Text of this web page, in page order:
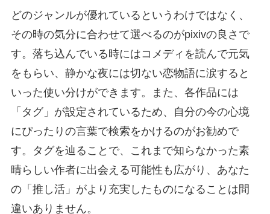
どのジャンルが優れているというわけではなく、
その時の気分に合わせて選べるのがpixivの良さで
す。落ち込んでいる時にはコメディを読んで元気
をもらい、静かな夜には切ない恋物語に涙すると
いった使い分けができます。また、各作品には
「タグ」が設定されているため、自分の今の心境
にぴったりの言葉で検索をかけるのがお勧めで
す。タグを辿ることで、これまで知らなかった素
晴らしい作者に出会える可能性も広がり、あなた
の「推し活」がより充実したものになることは間
違いありません。